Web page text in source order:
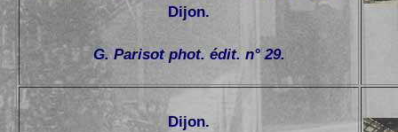
Dijon.
G. Parisot phot. édit. n° 29.
Dijon.